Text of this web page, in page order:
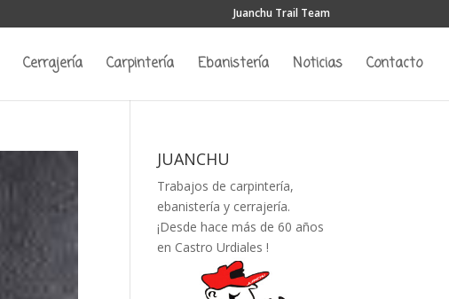
Juanchu Trail Team
Cerrajería Carpintería Ebanistería Noticias Contacto
JUANCHU
Trabajos de carpintería,
ebanistería y cerrajería.
¡Desde hace más de 60 años
en Castro Urdiales !